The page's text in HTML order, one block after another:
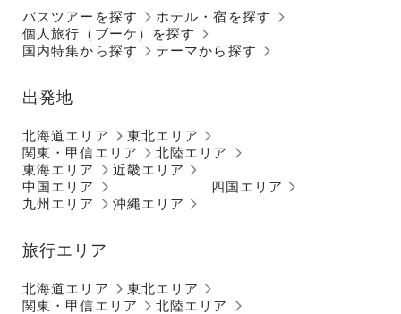
バスツアーを探す
個人旅行（ブーケ）を探す
ホテル・宿を探す
国内特集から探す テーマから探す
出発地
北海道エリア
東北エリア
関東・甲信エリア
北陸エリア
東海エリア
近畿エリア
中国エリア
四国エリア
九州エリア
沖縄エリア
旅行エリア
北海道エリア
東北エリア
関東・甲信エリア
北陸エリア